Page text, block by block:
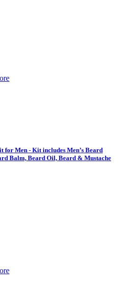
Men - Kit includes Men’s Beard
Balm, Beard Oil, Beard & Mustache